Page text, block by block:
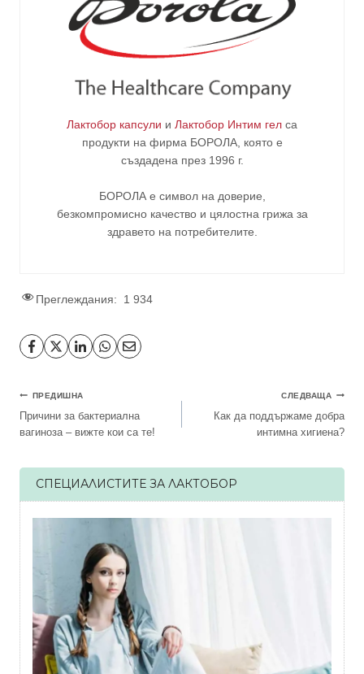
Лактобор капсули и Лактобор Интим гел са
продукти на фирма БОРОЛА, която е
създадена през 1996 г.
БОРОЛА е символ на доверие,
безкомпромисно качество и цялостна грижа за
здравето на потребителите.
Преглеждания: 1 934
Навигация
ПРЕДИШНА
Причини за бактериална
вагиноза – вижте кои са те!
СЛЕДВАЩА
Как да поддържаме добра
интимна хигиена?
СПЕЦИАЛИСТИТЕ ЗА ЛАКТОБОР